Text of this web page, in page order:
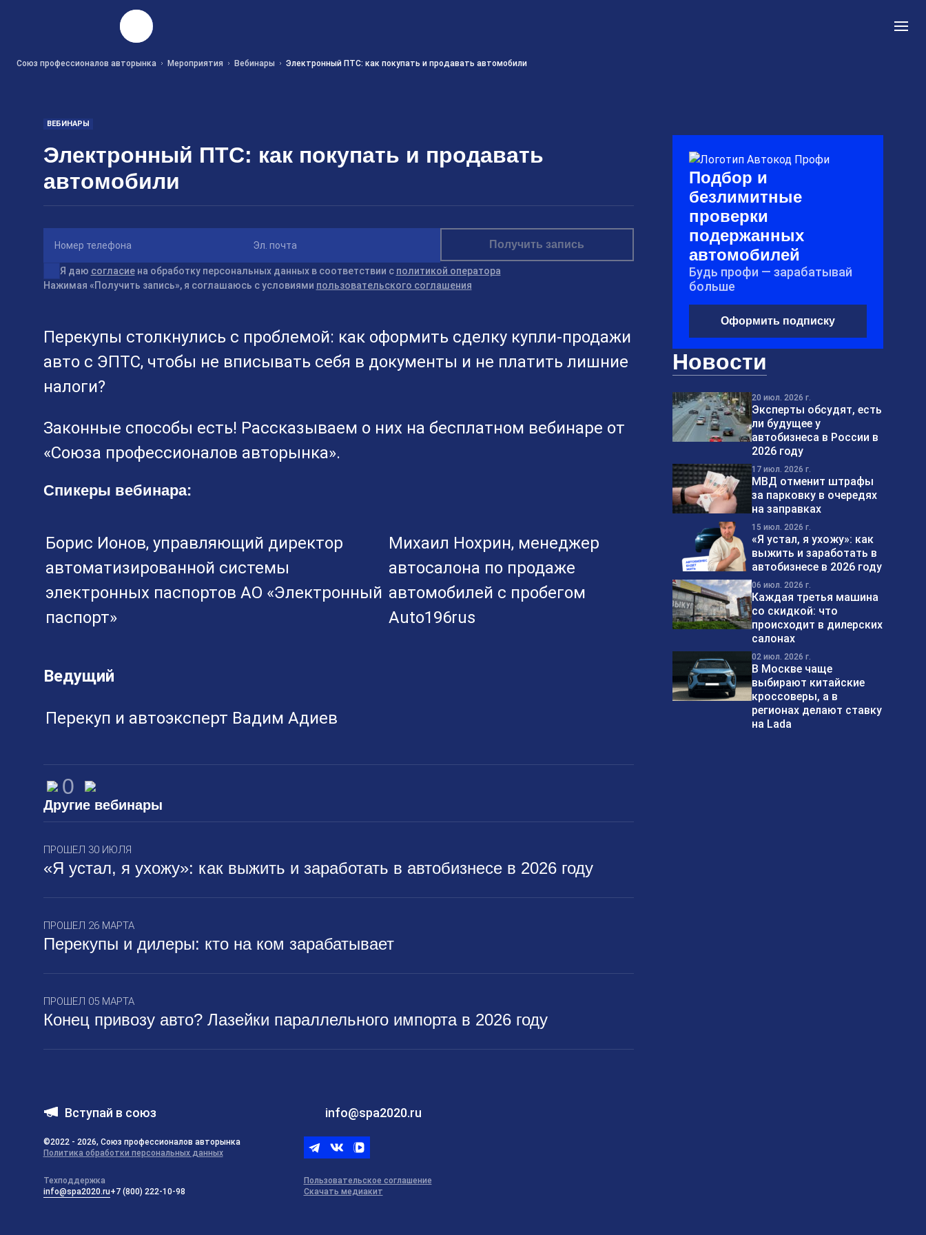
Союз профессионалов авторынка Мероприятия Вебинары Электронный ПТС: как покупать и продавать автомобили
ВЕБИНАРЫ
Электронный ПТС: как покупать и продавать
автомобили
Номер телефона Эл. почта Получить запись
Я даю согласие на обработку персональных данных в соответствии с политикой оператора
Нажимая «Получить запись», я соглашаюсь с условиями пользовательского соглашения
Перекупы столкнулись с проблемой: как оформить сделку купли-продажи
авто с ЭПТС, чтобы не вписывать себя в документы и не платить лишние
налоги?
Законные способы есть! Рассказываем о них на бесплатном вебинаре от
«Союза профессионалов авторынка».
Спикеры вебинара:
Борис Ионов, управляющий директор
автоматизированной системы
электронных паспортов АО «Электронный
паспорт»
Михаил Нохрин, менеджер
автосалона по продаже
автомобилей с пробегом
Auto196rus
Ведущий
Перекуп и автоэксперт Вадим Адиев
0
Другие вебинары
ПРОШЕЛ 30 ИЮЛЯ
«Я устал, я ухожу»: как выжить и заработать в автобизнесе в 2026 году
ПРОШЕЛ 26 МАРТА
Перекупы и дилеры: кто на ком зарабатывает
ПРОШЕЛ 05 МАРТА
Конец привозу авто? Лазейки параллельного импорта в 2026 году
Подбор и
безлимитные
проверки
подержанных
автомобилей
Будь профи — зарабатывай
больше
Оформить подписку
Новости
20 июл. 2026 г.
Эксперты обсудят, есть
ли будущее у
автобизнеса в России в
2026 году
17 июл. 2026 г.
МВД отменит штрафы
за парковку в очередях
на заправках
15 июл. 2026 г.
«Я устал, я ухожу»: как
выжить и заработать в
автобизнесе в 2026 году
06 июл. 2026 г.
Каждая третья машина
со скидкой: что
происходит в дилерских
салонах
02 июл. 2026 г.
В Москве чаще
выбирают китайские
кроссоверы, а в
регионах делают ставку
на Lada
Вступай в союз info@spa2020.ru
TelegramВКонтакте
ВК
©2022 - 2026, Союз профессионалов авторынка
Политика обработки персональных данных
Пользовательское соглашение
Скачать медиакит
Техподдержка
info@spa2020.ru+7 (800) 222-10-98